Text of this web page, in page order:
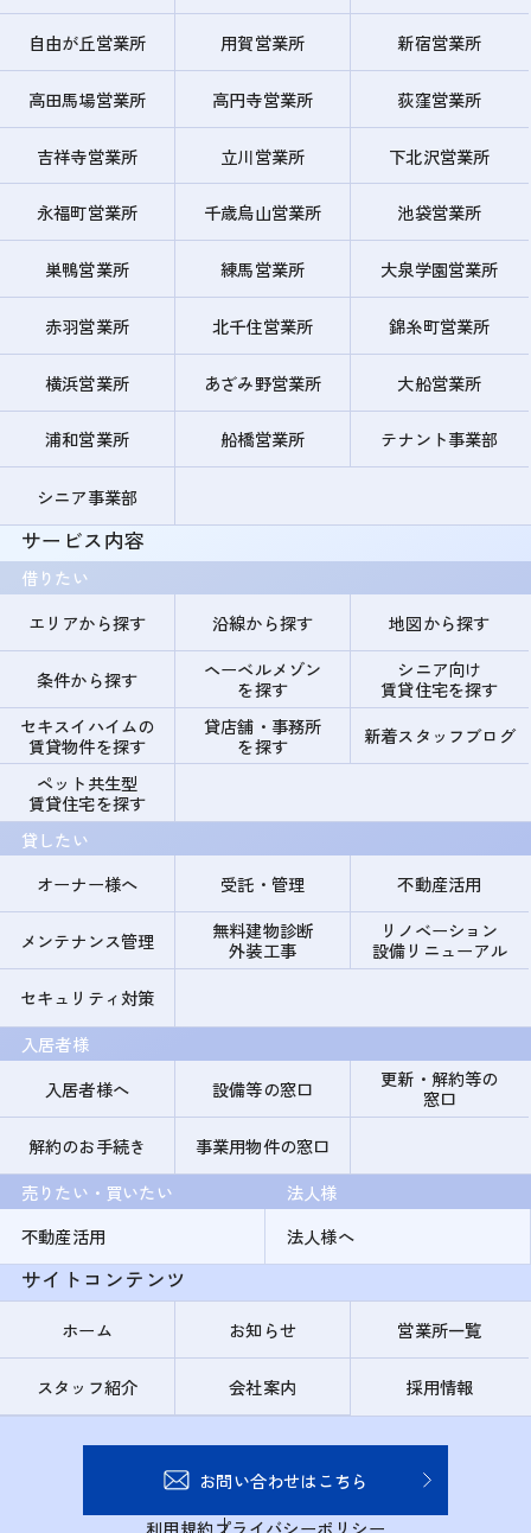
自由が丘営業所 用賀営業所 新宿営業所
高田馬場営業所 高円寺営業所 荻窪営業所
吉祥寺営業所 立川営業所 下北沢営業所
永福町営業所 千歳烏山営業所 池袋営業所
巣鴨営業所 練馬営業所 大泉学園営業所
赤羽営業所 北千住営業所 錦糸町営業所
横浜営業所 あざみ野営業所 大船営業所
浦和営業所 船橋営業所 テナント事業部
シニア事業部
サービス内容
借りたい
エリアから探す
沿線から探す 地図から探す
条件から探す
ヘーベルメゾン
を探す
シニア向け
賃貸住宅を探す
セキスイハイムの
賃貸物件を探す
貸店舗・事務所
を探す
新着スタッフブログ
ペット共生型
賃貸住宅を探す
貸したい
オーナー様へ
受託・管理 不動産活用
メンテナンス管理
無料建物診断
外装工事
リノベーション
設備リニューアル
セキュリティ対策
入居者様
入居者様へ
設備等の窓口
更新・解約等の
窓口
解約のお手続き
事業用物件の窓口
売りたい・買いたい
不動産活用
法人様
法人様へ
サイトコンテンツ
ホーム お知らせ 営業所一覧
スタッフ紹介 会社案内 採用情報
お問い合わせはこちら
利用規約プライバシーポリシー